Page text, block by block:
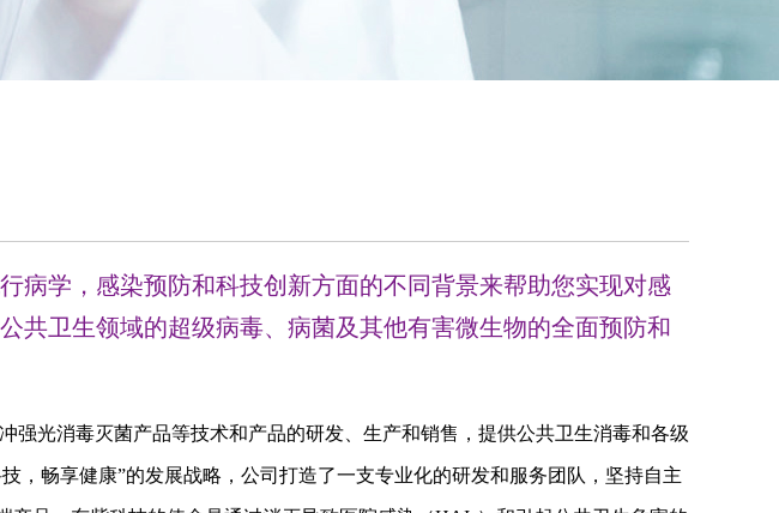
病学，感染预防和科技创新方面的不同背景来帮助您实现对感
共卫生领域的超级病毒、病菌及其他有害微生物的全面预防和
，畅享健康”的发展战略，公司打造了一支专业化的研发和服务团队，坚持自主